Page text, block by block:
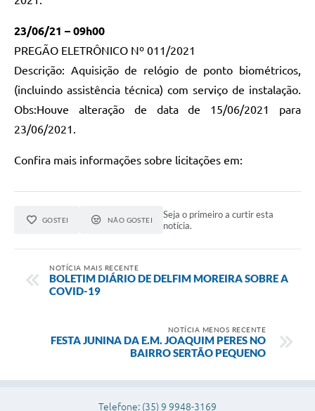
23/06/21 – 09h00
PREGÃO ELETRÔNICO Nº 011/2021
Descrição: Aquisição de relógio de ponto biométricos,
(incluindo assistência técnica) com serviço de instalação.
Obs:Houve alteração de data de 15/06/2021 para
23/06/2021.
Confira mais informações sobre licitações em:
GOSTEI NÃO GOSTEI
Seja o primeiro a curtir esta
notícia.
NOTÍCIA MAIS RECENTE
BOLETIM DIÁRIO DE DELFIM MOREIRA SOBRE A
COVID-19
NOTÍCIA MENOS RECENTE
FESTA JUNINA DA E.M. JOAQUIM PERES NO
BAIRRO SERTÃO PEQUENO
Telefone: (35) 9 9948-3169